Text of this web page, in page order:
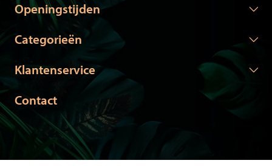
Openingstijden
Categorieën
Klantenservice
Contact